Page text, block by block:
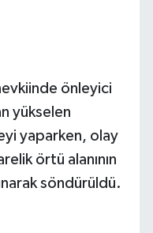
önleyici
yükselen
yaparken, olay
örtü alanının
söndürüldü.